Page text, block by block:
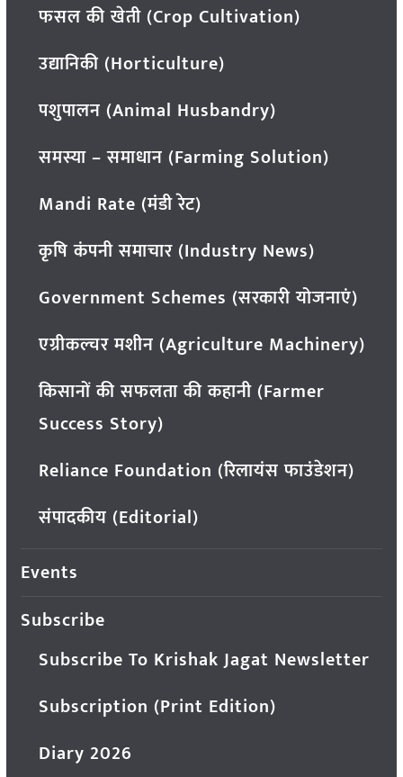
फसल की खेती (Crop Cultivation)
उद्यानिकी (Horticulture)
पशुपालन (Animal Husbandry)
समस्या – समाधान (Farming Solution)
Mandi Rate (मंडी रेट)
कृषि कंपनी समाचार (Industry News)
Government Schemes (सरकारी योजनाएं)
एग्रीकल्चर मशीन (Agriculture Machinery)
किसानों की सफलता की कहानी (Farmer
Success Story)
Reliance Foundation (रिलायंस फाउंडेशन)
संपादकीय (Editorial)
Events
Subscribe
Subscribe To Krishak Jagat Newsletter
Subscription (Print Edition)
Diary 2026